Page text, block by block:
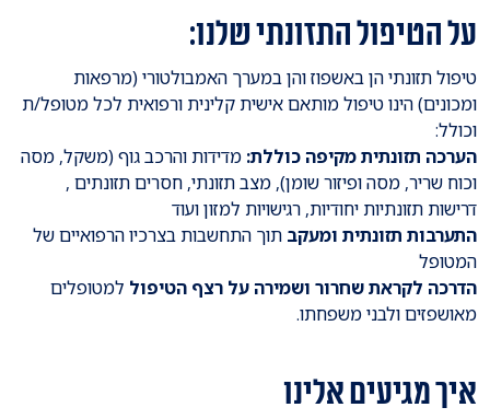
על הטיפול התזונתי שלנו:
טיפול תזונתי הן באשפוז והן במערך האמבולטורי (מרפאות
ומכונים) הינו טיפול מותאם אישית קלינית ורפואית לכל מטופל/ת
וכולל:
הערכה תזונתית מקיפה כוללת: מדידות והרכב גוף (משקל, מסה
וכוח שריר, מסה ופיזור שומן), מצב תזונתי, חסרים תזונתים ,
דרישות תזונתיות יחודיות, רגישויות למזון ועוד
התערבות תזונתית ומעקב תוך התחשבות בצרכיו הרפואיים של
המטופל
הדרכה לקראת שחרור ושמירה על רצף הטיפול למטופלים
מאושפזים ולבני משפחתו.
איך מגיעים אלינו